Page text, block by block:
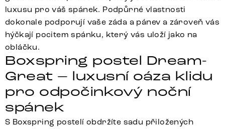
luxusu pro váš spánek. Podpůrné vlastnosti
dokonale podporují vaše záda a pánev a zároveň vás
hýčkají pocitem spánku, který vás uloží jako na
obláčku.
Boxspring postel Dream-
Great – luxusní oáza klidu
pro odpočinkový noční
spánek
S Boxspring postelí obdržíte sadu přiložených